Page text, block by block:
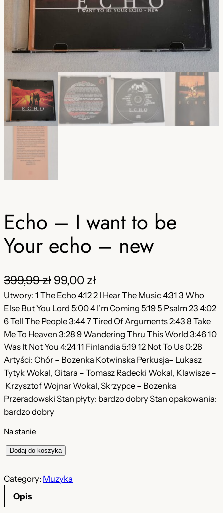
Echo – I want to be
Your echo – new
399,99zł P
i
e
r
w
o
t
n
e
99,00 złA
k
t
u
a
l
n
a
Utwory: 1 The Echo 4:12 2 I Hear The Music 4:31 3 Who
Else But You Lord 5:00 4 I’m Coming 5:19 5 Psalm 23 4:02
6 Tell The People 3:44 7 Tired Of Arguments 2:43 8 Take
Me To Heaven 3:28 9 Wandering Thru This World 3:46 10
Was It Not You 4:24 11 Finlandia 5:19 12 Not To Us 0:28
Artyści: Chór – Bozenka Kotwinska Perkusja– Lukasz
Tytyk Wokal, Gitara – Tomasz Radecki Wokal, Klawisze –
Krzysztof Wojnar Wokal, Skrzypce – Bozenka
Przeradowski Stan płyty: bardzo dobry Stan opakowania:
bardzo dobry
Na stanie
o
Dodaj do koszyka
Category: Muzyka
Opis